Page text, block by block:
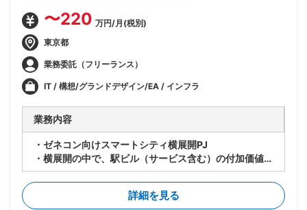
〜220 万円/月(税別)
東京都
業務委託（フリーランス）
IT / 構想/グランドデザイン/EA / インフラ
業務内容
・ゼネコン向けスマートシティ横展開PJ
・横展開の中で、駅ビル（サービス含む）の付加価値を
つけていくアプローチを検討
・駅ビルに必要なサービスやアプリの要件を吸い出し、
詳細を見る